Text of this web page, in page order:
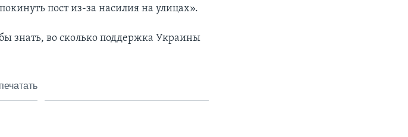
пост из-за насилия на улицах».
знать, во сколько поддержка Украины